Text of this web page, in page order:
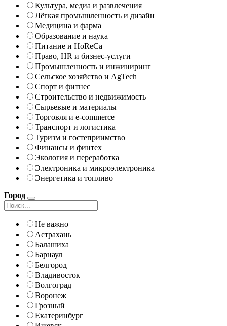
Культура, медиа и развлечения
Лёгкая промышленность и дизайн
Медицина и фарма
Образование и наука
Питание и HoReCa
Право, HR и бизнес-услуги
Промышленность и инжиниринг
Сельское хозяйство и AgTech
Спорт и фитнес
Строительство и недвижимость
Сырьевые и материалы
Торговля и e-commerce
Транспорт и логистика
Туризм и гостеприимство
Финансы и финтех
Экология и переработка
Электроника и микроэлектроника
Энергетика и топливо
Город
Не важно
Астрахань
Балашиха
Барнаул
Белгород
Владивосток
Волгоград
Воронеж
Грозный
Екатеринбург